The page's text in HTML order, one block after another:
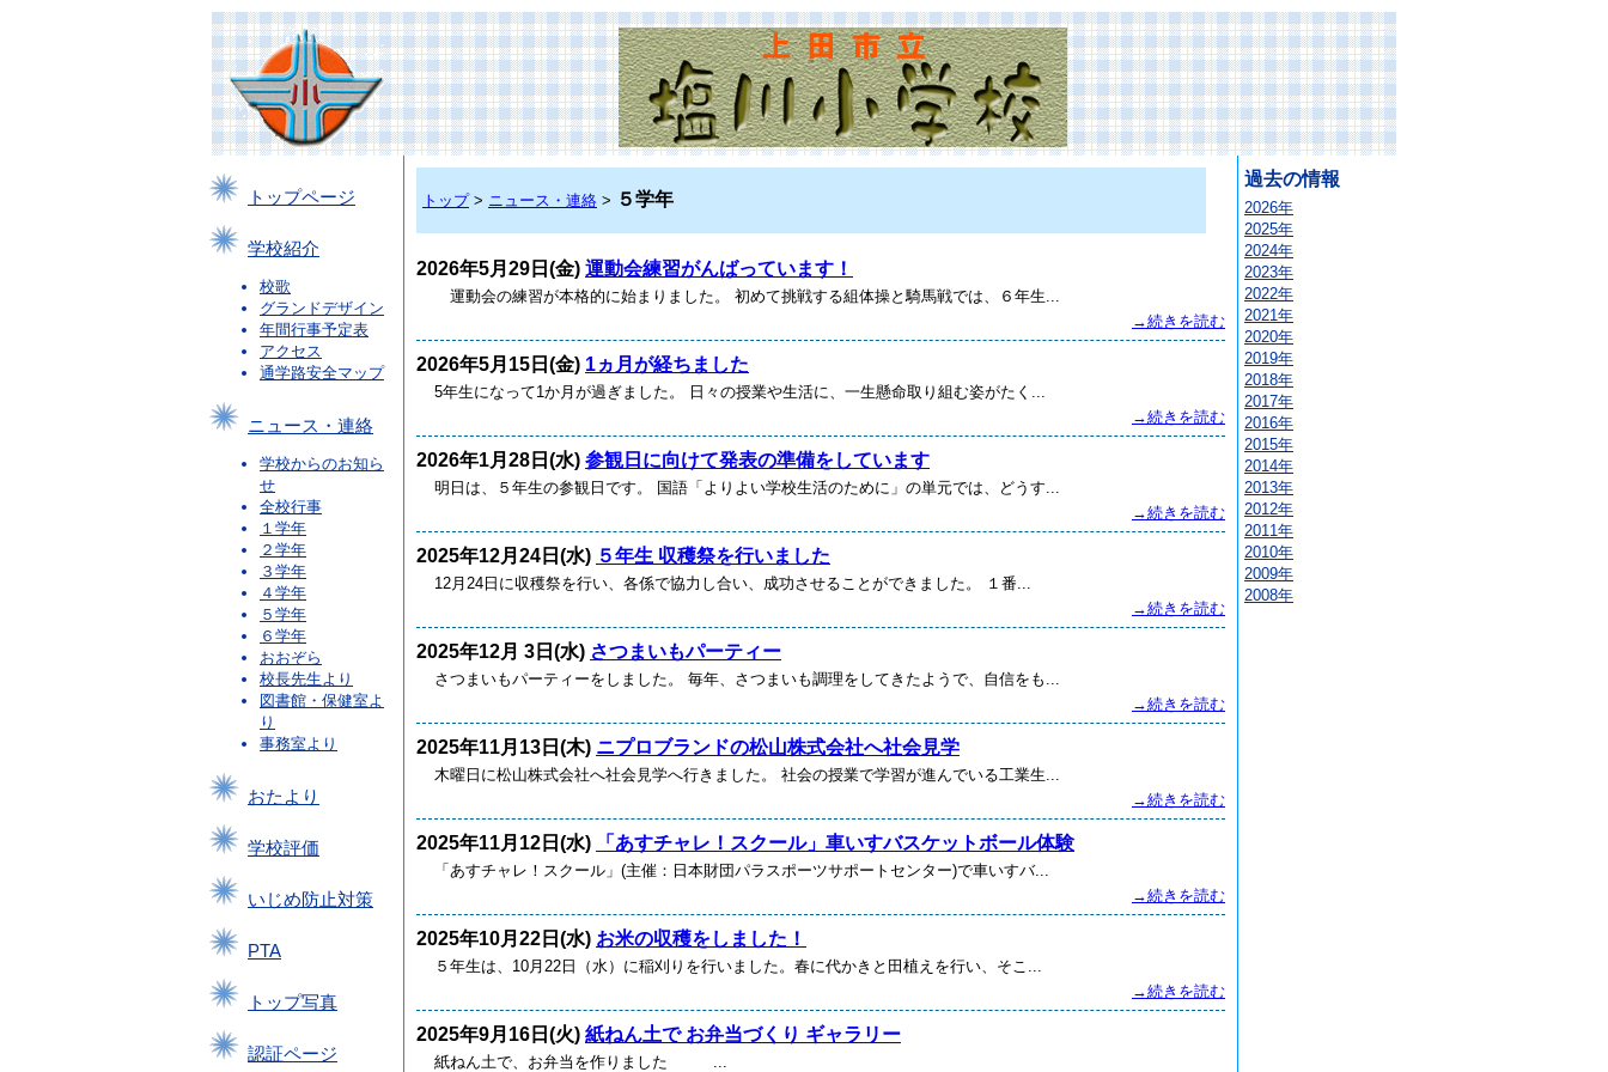
トップページ
学校紹介
校歌
グランドデザイン
年間行事予定表
アクセス
通学路安全マップ
ニュース・連絡
学校からのお知ら
せ
全校行事
１学年
２学年
３学年
４学年
５学年
６学年
おおぞら
校長先生より
図書館・保健室よ
り
事務室より
おたより
学校評価
いじめ防止対策
PTA
トップ写真
認証ページ
トップ> ニュース・連絡 > ５学年
2026年5月29日(金) 運動会練習がんばっています！
運動会の練習が本格的に始まりました。 初めて挑戦する組体操と騎馬戦では、６年生...
→続きを読む
2026年5月15日(金) 1ヵ月が経ちました
5年生になって1か月が過ぎました。 日々の授業や生活に、一生懸命取り組む姿がたく...
→続きを読む
2026年1月28日(水) 参観日に向けて発表の準備をしています
明日は、５年生の参観日です。 国語「よりよい学校生活のために」の単元では、どうす...
→続きを読む
2025年12月24日(水) ５年生 収穫祭を行いました
12月24日に収穫祭を行い、各係で協力し合い、成功させることができました。 １番...
→続きを読む
2025年12月 3日(水) さつまいもパーティー
さつまいもパーティーをしました。 毎年、さつまいも調理をしてきたようで、自信をも...
→続きを読む
2025年11月13日(木) ニプロブランドの松山株式会社へ社会見学
木曜日に松山株式会社へ社会見学へ行きました。 社会の授業で学習が進んでいる工業生...
→続きを読む
2025年11月12日(水) 「あすチャレ！スクール」車いすバスケットボール体験
「あすチャレ！スクール」(主催：日本財団パラスポーツサポートセンター)で車いすバ...
→続きを読む
2025年10月22日(水) お米の収穫をしました！
５年生は、10月22日（水）に稲刈りを行いました。春に代かきと田植えを行い、そこ...
→続きを読む
2025年9月16日(火) 紙ねん土で お弁当づくり ギャラリー
紙ねん土で、お弁当を作りました ...
過去の情報
2026年
2025年
2024年
2023年
2022年
2021年
2020年
2019年
2018年
2017年
2016年
2015年
2014年
2013年
2012年
2011年
2010年
2009年
2008年